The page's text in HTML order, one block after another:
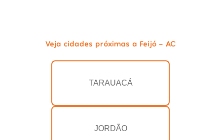
Veja cidades próximas a Feijó - AC
TARAUACÁ
JORDÃO